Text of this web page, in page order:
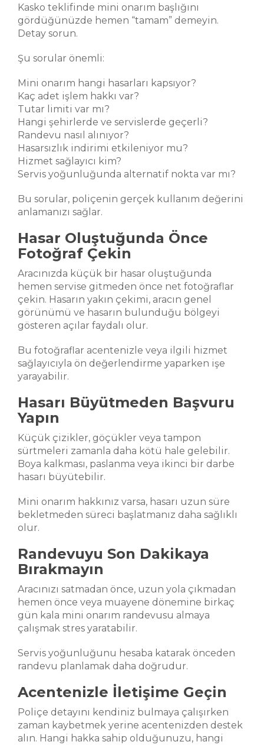
Kasko teklifinde mini onarım başlığını
gördüğünüzde hemen “tamam” demeyin.
Detay sorun.
Şu sorular önemli:
Mini onarım hangi hasarları kapsıyor?
Kaç adet işlem hakkı var?
Tutar limiti var mı?
Hangi şehirlerde ve servislerde geçerli?
Randevu nasıl alınıyor?
Hasarsızlık indirimi etkileniyor mu?
Hizmet sağlayıcı kim?
Servis yoğunluğunda alternatif nokta var mı?
Bu sorular, poliçenin gerçek kullanım değerini
anlamanızı sağlar.
Hasar Oluştuğunda Önce
Fotoğraf Çekin
Aracınızda küçük bir hasar oluştuğunda
hemen servise gitmeden önce net fotoğraflar
çekin. Hasarın yakın çekimi, aracın genel
görünümü ve hasarın bulunduğu bölgeyi
gösteren açılar faydalı olur.
Bu fotoğraflar acentenizle veya ilgili hizmet
sağlayıcıyla ön değerlendirme yaparken işe
yarayabilir.
Hasarı Büyütmeden Başvuru
Yapın
Küçük çizikler, göçükler veya tampon
sürtmeleri zamanla daha kötü hale gelebilir.
Boya kalkması, paslanma veya ikinci bir darbe
hasarı büyütebilir.
Mini onarım hakkınız varsa, hasarı uzun süre
bekletmeden süreci başlatmanız daha sağlıklı
olur.
Randevuyu Son Dakikaya
Bırakmayın
Aracınızı satmadan önce, uzun yola çıkmadan
hemen önce veya muayene dönemine birkaç
gün kala mini onarım randevusu almaya
çalışmak stres yaratabilir.
Servis yoğunluğunu hesaba katarak önceden
randevu planlamak daha doğrudur.
Acentenizle İletişime Geçin
Poliçe detayını kendiniz bulmaya çalışırken
zaman kaybetmek yerine acentenizden destek
alın. Hangi hakka sahip olduğunuzu, hangi